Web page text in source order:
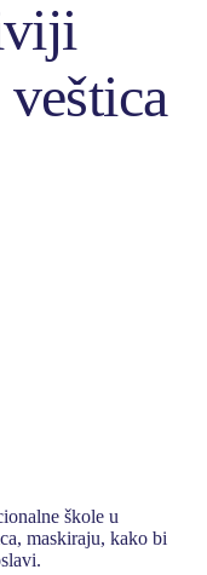
škole u
maskiraju, kako bi